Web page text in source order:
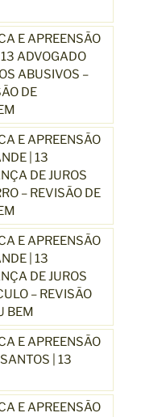
E APREENSÃO
ADVOGADO
ABUSIVOS –
DE
E APREENSÃO
| 13
DE JUROS
– REVISÃO DE
E APREENSÃO
| 13
DE JUROS
– REVISÃO
BEM
E APREENSÃO
| 13
E APREENSÃO